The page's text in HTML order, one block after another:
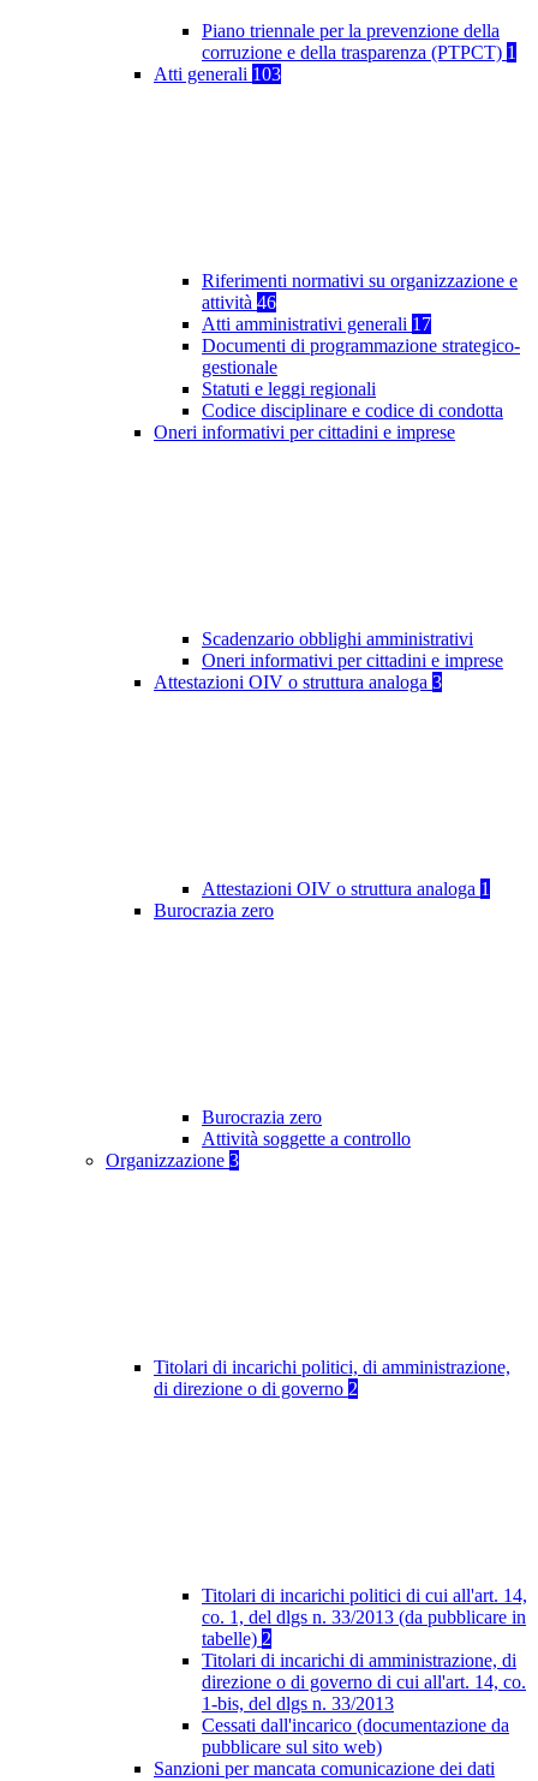
Piano triennale per la prevenzione della
corruzione e della trasparenza (PTPCT) 1
Atti generali 103
Riferimenti normativi su organizzazione e
attività 46
Atti amministrativi generali 17
Documenti di programmazione strategico-
gestionale
Statuti e leggi regionali
Codice disciplinare e codice di condotta
Oneri informativi per cittadini e imprese
Scadenzario obblighi amministrativi
Oneri informativi per cittadini e imprese
Attestazioni OIV o struttura analoga 3
Attestazioni OIV o struttura analoga 1
Burocrazia zero
Burocrazia zero
Attività soggette a controllo
Organizzazione 3
Titolari di incarichi politici, di amministrazione,
di direzione o di governo 2
Titolari di incarichi politici di cui all'art. 14,
co. 1, del dlgs n. 33/2013 (da pubblicare in
tabelle) 2
Titolari di incarichi di amministrazione, di
direzione o di governo di cui all'art. 14, co.
1-bis, del dlgs n. 33/2013
Cessati dall'incarico (documentazione da
pubblicare sul sito web)
Sanzioni per mancata comunicazione dei dati